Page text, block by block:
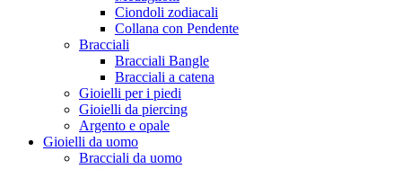
Ciondoli zodiacali
Collana con Pendente
Bracciali
Bracciali Bangle
Bracciali a catena
Gioielli per i piedi
Gioielli da piercing
Argento e opale
Gioielli da uomo
Bracciali da uomo